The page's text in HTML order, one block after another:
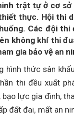
trật tự ở cơ
thực. Hội thi
Các đội
không khí thi
gia bảo vệ an
hình thức sân
thi đều xuất
lực gia đình,
đất đai, mất an